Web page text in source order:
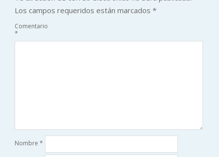
Los campos requeridos están marcados *
Comentario
*
Nombre *